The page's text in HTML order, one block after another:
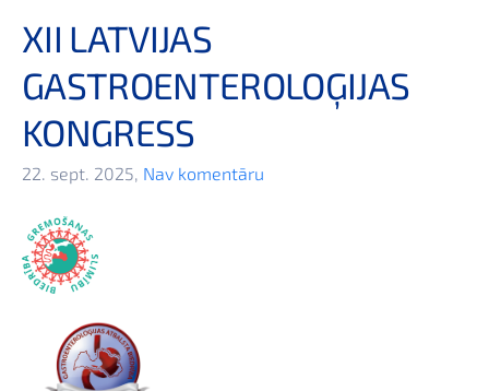
XII LATVIJAS
GASTROENTEROLOĢIJAS
KONGRESS
22. sept. 2025, Nav komentāru